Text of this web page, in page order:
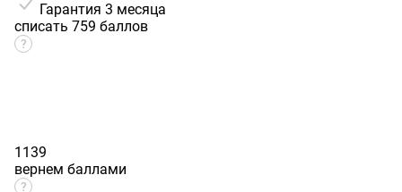
Гарантия 3 месяца
списать 759 баллов
1139
вернем баллами